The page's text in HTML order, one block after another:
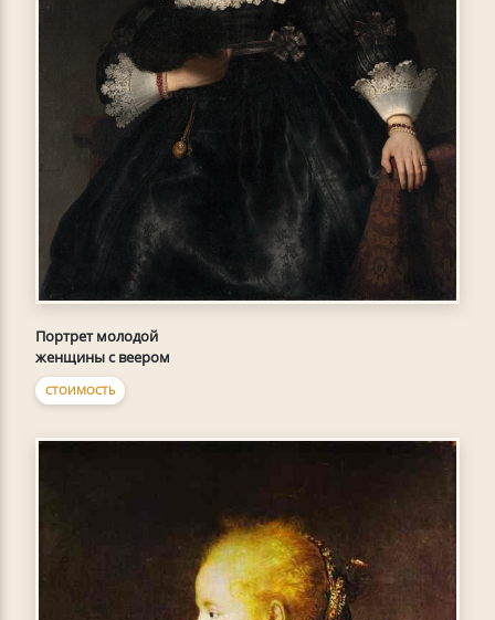
Портрет молодой
женщины с веером
СТОИМОСТЬ